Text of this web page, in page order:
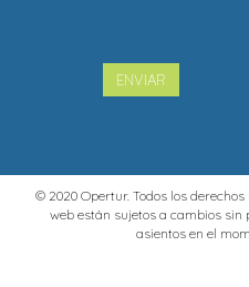
ENVIAR
© 2020 Opertur. Todos los
web están sujetos a cambios
asientos en el